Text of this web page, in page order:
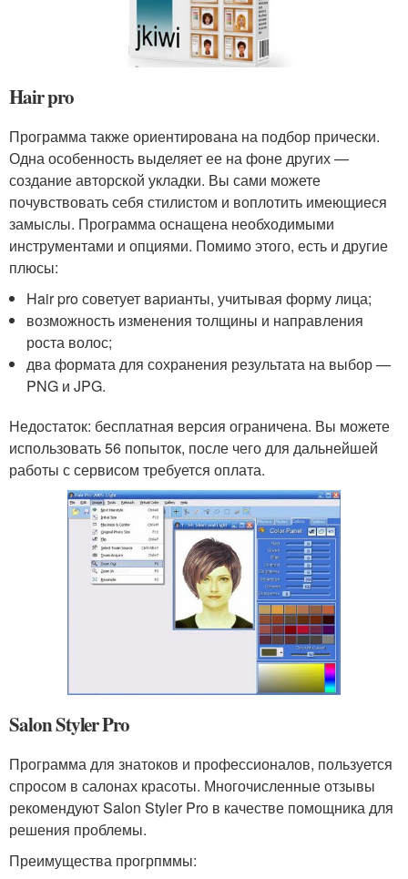
Hair pro
Программа также ориентирована на подбор прически.
Одна особенность выделяет ее на фоне других —
создание авторской укладки. Вы сами можете
почувствовать себя стилистом и воплотить имеющиеся
замыслы. Программа оснащена необходимыми
инструментами и опциями. Помимо этого, есть и другие
плюсы:
Hair pro советует варианты, учитывая форму лица;
возможность изменения толщины и направления
роста волос;
два формата для сохранения результата на выбор —
PNG и JPG.
Недостаток: бесплатная версия ограничена. Вы можете
использовать 56 попыток, после чего для дальнейшей
работы с сервисом требуется оплата.
Salon Styler Pro
Программа для знатоков и профессионалов, пользуется
спросом в салонах красоты. Многочисленные отзывы
рекомендуют Salon Styler Pro в качестве помощника для
решения проблемы.
Преимущества прогрпммы: